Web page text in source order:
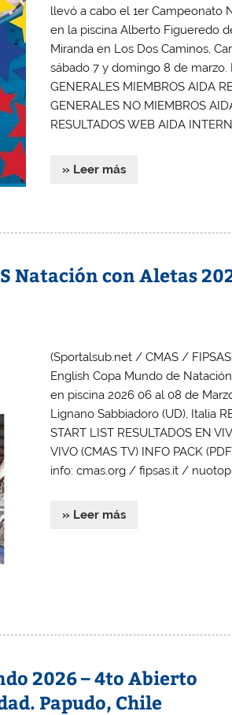
llevó a cabo el 1er Campeonato
en la piscina Alberto Figueredo
Miranda en Los Dos Caminos,
sábado 7 y domingo 8 de marzo.
GENERALES MIEMBROS AIDA
GENERALES NO MIEMBROS
RESULTADOS WEB AIDA
» Leer más
Natación con Aletas
(Sportalsub.net / CMAS /
English Copa Mundo de
en piscina 2026 06 al 08 de
Lignano Sabbiadoro (UD), Italia
START LIST RESULTADOS EN
VIVO (CMAS TV) INFO PACK
info: cmas.org / fipsas.it /
» Leer más
2026 – 4to Abierto
Papudo, Chile